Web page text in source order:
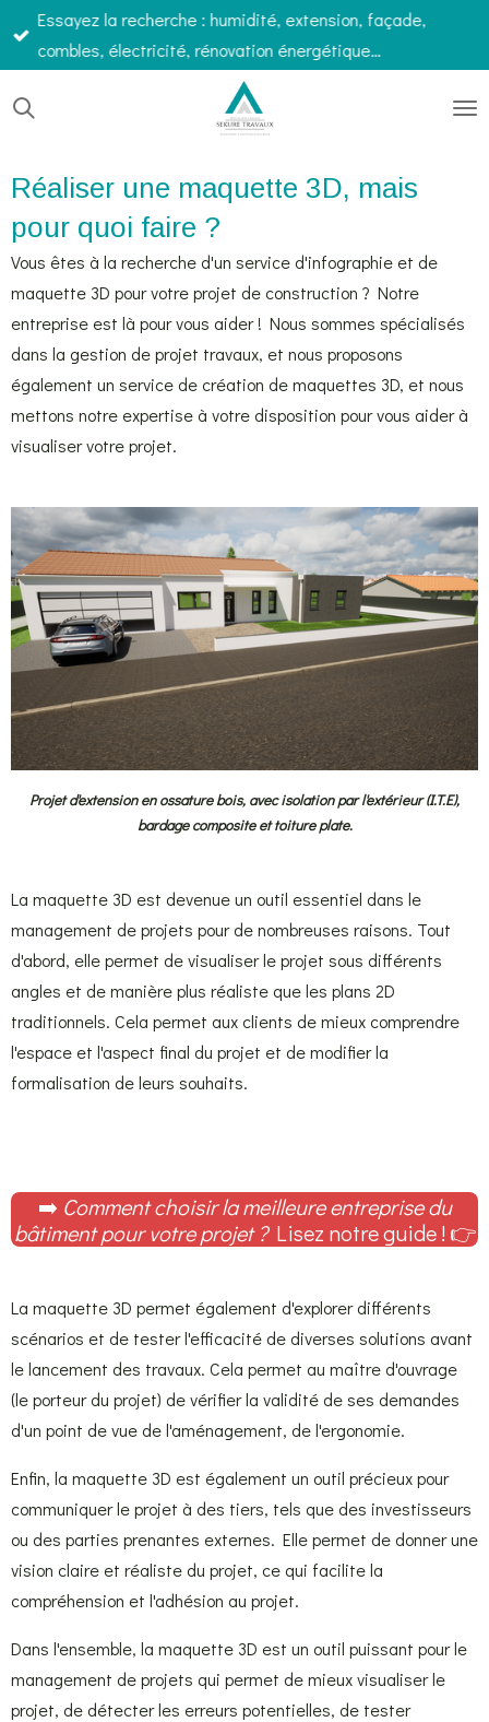
Passer
principal
Essayez la recherche : humidité, extension, façade,
combles, électricité, rénovation énergétique…
Réaliser une maquette 3D, mais
pour quoi faire ?
Vous êtes à la recherche d'un service d'infographie et de
maquette 3D pour votre projet de construction ? Notre
entreprise est là pour vous aider ! Nous sommes spécialisés
dans la gestion de projet travaux, et nous proposons
également un service de création de maquettes 3D, et nous
mettons notre expertise à votre disposition pour vous aider à
visualiser votre projet.
Projet d'extension en ossature bois, avec isolation par l'extérieur (I.T.E),
bardage composite et toiture plate.
La maquette 3D est devenue un outil essentiel dans le
management de projets pour de nombreuses raisons. Tout
d'abord, elle permet de visualiser le projet sous différents
angles et de manière plus réaliste que les plans 2D
traditionnels. Cela permet aux clients de mieux comprendre
l'espace et l'aspect final du projet et de modifier la
formalisation de leurs souhaits.
➡️ Comment choisir la meilleure entreprise du
bâtiment pour votre projet ? Lisez notre guide ! 👉
La maquette 3D permet également d'explorer différents
scénarios et de tester l'efficacité de diverses solutions avant
le lancement des travaux. Cela permet au maître d'ouvrage
(le porteur du projet) de vérifier la validité de ses demandes
d'un point de vue de l'aménagement, de l'ergonomie.
Enfin, la maquette 3D est également un outil précieux pour
communiquer le projet à des tiers, tels que des investisseurs
ou des parties prenantes externes. Elle permet de donner une
vision claire et réaliste du projet, ce qui facilite la
compréhension et l'adhésion au projet.
Dans l'ensemble, la maquette 3D est un outil puissant pour le
management de projets qui permet de mieux visualiser le
projet, de détecter les erreurs potentielles, de tester